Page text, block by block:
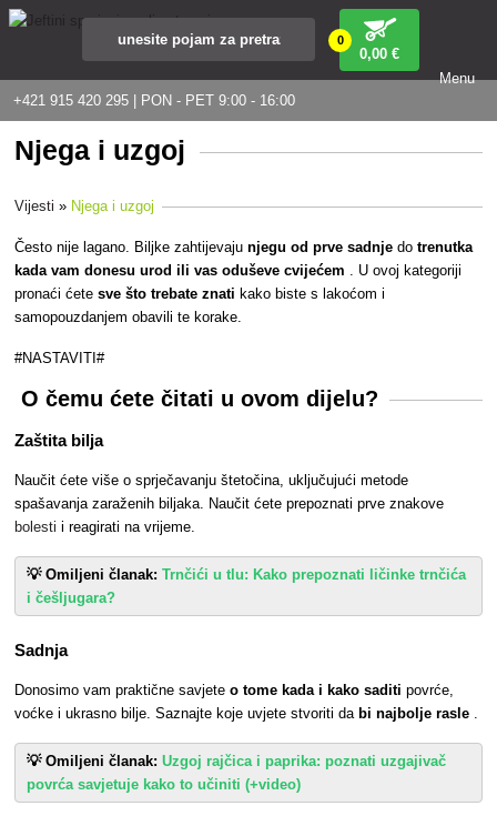
+421 915 420 295 | PON - PET 9:00 - 16:00
0
0,00 €
Menu
Njega i uzgoj
Vijesti » Njega i uzgoj
Često nije lagano. Biljke zahtijevajunjegu od prve sadnje dotrenutka
kada vam donesu urod ili vas oduševe cvijećem . U ovoj kategoriji
pronaći ćetesve što trebate znati kako biste s lakoćom i
samopouzdanjem obavili te korake.
#NASTAVITI#
O čemu ćete čitati u ovom dijelu?
Zaštita bilja
Naučit ćete više o sprječavanju štetočina, uključujući metode
spašavanja zaraženih biljaka. Naučit ćete prepoznati prve znakove
bolesti i reagirati na vrijeme.
💡 Omiljeni članak: Trnčići u tlu: Kako prepoznati ličinke trnčića
i češljugara?
Sadnja
Donosimo vam praktične savjeteo tome kada i kako saditi povrće,
voćke i ukrasno bilje. Saznajte koje uvjete stvoriti da bi najbolje rasle .
💡 Omiljeni članak: Uzgoj rajčica i paprika: poznati uzgajivač
povrća savjetuje kako to učiniti (+video)